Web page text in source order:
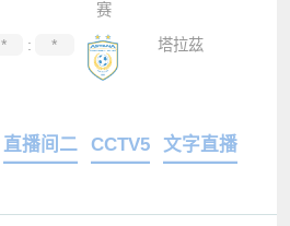
赛
* : * 塔拉茲
直播间二 CCTV5 文字直播